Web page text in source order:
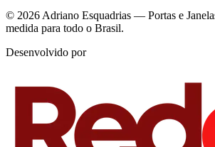
© 2026 Adriano Esquadrias — Portas e
medida para todo o Brasil.
Desenvolvido por